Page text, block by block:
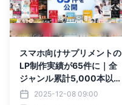
スマホ向けサプリメントの
LP制作実績が65件に｜全
ジャンル累計5,000本以
上の制作実績
2025-12-08 09:00